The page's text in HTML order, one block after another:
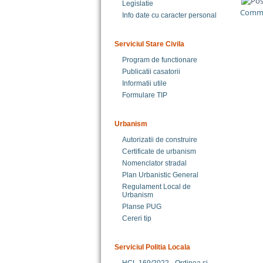
Legislatie
Info date cu caracter personal
Serviciul Stare Civila
Program de functionare
Publicatii casatorii
Informatii utile
Formulare TIP
Urbanism
Autorizatii de construire
Certificate de urbanism
Nomenclator stradal
Plan Urbanistic General
Regulament Local de
Urbanism
Planse PUG
Cereri tip
Serviciul Politia Locala